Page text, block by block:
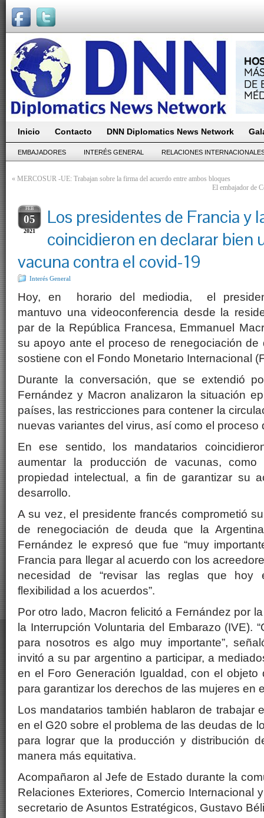
Inicio Contacto DNN Diplomatics News Network
EMBAJADORES INTERÉS GENERAL RELACIONES
« MERCOSUR -UE: Trabajan sobre la firma del acuerdo entre ambos bloques
El embajador de
FEB
05
2021
Los presidentes de Francia y
coincidieron en declarar bien
vacuna contra el covid-19
Interés General
Hoy, en horario del mediodia, el
mantuvo una videoconferencia desde la
par de la República Francesa, Emmanuel
su apoyo ante el proceso de renegociación de
sostiene con el Fondo Monetario Internacional
Durante la conversación, que se extendió
Fernández y Macron analizaron la situación
países, las restricciones para contener la
nuevas variantes del virus, así como el proceso
En ese sentido, los mandatarios
aumentar la producción de vacunas,
propiedad intelectual, a fin de garantizar su
desarrollo.
A su vez, el presidente francés comprometió
de renegociación de deuda que la
Fernández le expresó que fue “muy
Francia para llegar al acuerdo con los
necesidad de “revisar las reglas que hoy
flexibilidad a los acuerdos”.
Por otro lado, Macron felicitó a Fernández por
la Interrupción Voluntaria del Embarazo (IVE).
para nosotros es algo muy importante”,
invitó a su par argentino a participar, a
en el Foro Generación Igualdad, con el objeto
para garantizar los derechos de las mujeres en
Los mandatarios también hablaron de trabajar
en el G20 sobre el problema de las deudas de
para lograr que la producción y distribución
manera más equitativa.
Acompañaron al Jefe de Estado durante la
Relaciones Exteriores, Comercio Internacional
secretario de Asuntos Estratégicos, Gustavo